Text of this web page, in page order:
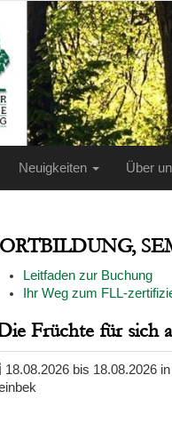
Neuigkeiten Über
Leitfaden zur Buchung
Ihr Weg zum FLL-
Früchte für sich
18.08.2026 bis 18.08.2026